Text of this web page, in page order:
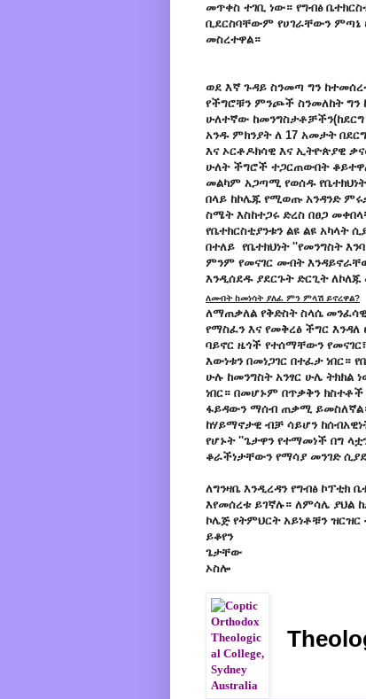
መጥቀስ ተገቢ ነው። የግብፅ
ቢደርስባቸውም የሀገራቸውን ምጣኔ
መስረተዋል።
ወደ እኛ ጉዳይ ስንመጣ ግን
የችግሮቹን ምንጮች ስንመለከት ግን
ሁለተኛው ከመንግስታቶቻችን(ከደርግ
አንዱ ምክንያት ለ 17 አመታት
እና ኦርቶዶክሳዊ እና ኢትዮጵያዊ
ሁለት ችግሮች ተጋርጠውበት
መልካም አጋጣሚ የወሰዱ የቤተክህነት
በላይ ከኮሌጁ የሚወጡ አንዳንድ
ስሜት እስከተጋሩ ድረስ በፀጋ
የቤተክርስቲያንቱን ልዩ ልዩ
በተለይ የቤተክህነት ''የመንግስት
ምንም የመናገር መብት
እንዲሰደዱ ያደርጉት ድርጊት ለኮለጁ
ለመብት ከመነሳት ያለፈ ምን ምላሽ ይኖረዋል?
ለማጠቃለል የቅድስት ስላሴ
የማስፈን እና የመቅረፅ ችግር
ባይኖር ዜጎች የተሰማቸውን
እውነቱን በመነጋገር በተፈታ ነበር።
ሁሉ ከመንግስት አንፃር ሁሌ ትክክል
ነበር። በመሆኑም በጥቃቅን
ፋይዳውን ማሰብ ጠቃሚ
ከሃይማኖታዊ ብቻ ሳይሆን
የሆኑት ''ጌታዋን የተማመነች በግ
ቆራችነታቸውን የማሳያ መንገድ
ለግንዛቤ እንዲረዳን የግብፅ
እየመሰረቱ ይገኛሉ። ለምሳሌ ያህል
ኮሌጅ የትምህርት አይነቶቹን
ይቆየን
ጌታቸው
ኦስሎ